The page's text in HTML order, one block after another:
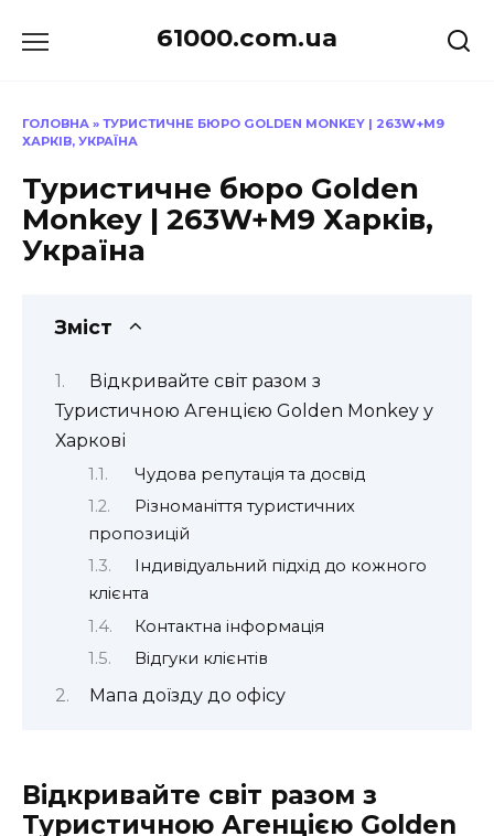
до
61000.com.ua
ГОЛОВНА » ТУРИСТИЧНЕ БЮРО GOLDEN MONKEY | 263W+M9
ХАРКІВ, УКРАЇНА
Туристичне бюро Golden
Monkey | 263W+M9 Харків,
Україна
Зміст
Відкривайте світ разом з
Туристичною Агенцією Golden Monkey у
Харкові
Чудова репутація та досвід
Різноманіття туристичних
пропозицій
Індивідуальний підхід до кожного
клієнта
Контактна інформація
Відгуки клієнтів
Мапа доїзду до офісу
Відкривайте світ разом з
Туристичною Агенцією Golden